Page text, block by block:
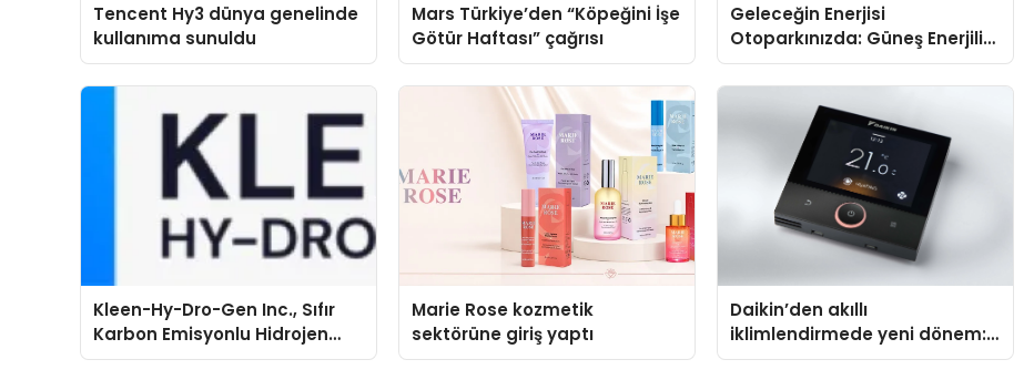
Tencent Hy3 dünya genelinde
kullanıma sunuldu
Mars Türkiye’den “Köpeğini İşe
Götür Haftası” çağrısı
Geleceğin Enerjisi
Otoparkınızda: Güneş Enerjili
Carport (Solar Otopark)
Nedir?
Kleen-Hy-Dro-Gen Inc., Sıfır
Karbon Emisyonlu Hidrojen
Isıtma Teknolojisinde ISO ve
Marie Rose kozmetik
sektörüne giriş yaptı
Daikin’den akıllı
iklimlendirmede yeni dönem:
Madoka Plus Türkiye’de